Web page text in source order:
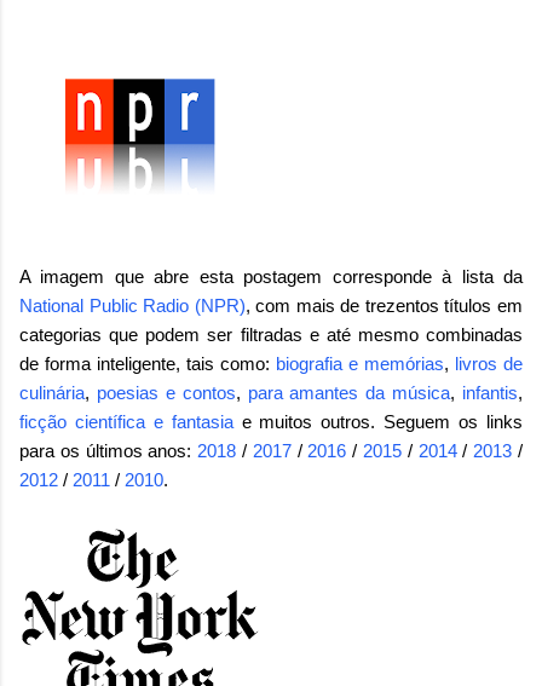
A imagem que abre esta postagem corresponde à lista da
National Public Radio (NPR), com mais de trezentos títulos em
categorias que podem ser filtradas e até mesmo combinadas
de forma inteligente, tais como: biografia e memórias, livros de
culinária, poesias e contos, para amantes da música, infantis,
ficção científica e fantasiae muitos outros. Seguem os links
para os últimos anos: 2018 / 2017/ 2016 / 2015 / 2014/ 2013 /
2012 / 2011 / 2010.